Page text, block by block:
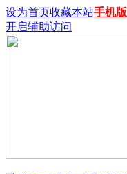
设为首页收藏本站手机版
开启辅助访问